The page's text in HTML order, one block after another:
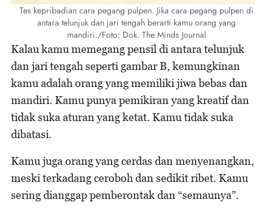
Tes kepribadian cara pegang pulpen. Jika cara pegang pulpen di
antara telunjuk dan jari tengah berarti kamu orang yang
mandiri./Foto: Dok. The Minds Journal
Kalau kamu memegang pensil di antara telunjuk
dan jari tengah seperti gambar B, kemungkinan
kamu adalah orang yang memiliki jiwa bebas dan
mandiri. Kamu punya pemikiran yang kreatif dan
tidak suka aturan yang ketat. Kamu tidak suka
dibatasi.
Kamu juga orang yang cerdas dan menyenangkan,
meski terkadang ceroboh dan sedikit ribet. Kamu
sering dianggap pemberontak dan “semaunya”.